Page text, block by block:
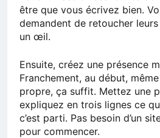
être que vous écrivez bien.
demandent de retoucher
un œil.
Ensuite, créez une présence
Franchement, au début,
propre, ça suffit. Mettez une
expliquez en trois lignes ce
c’est parti. Pas besoin d’un
pour commencer.